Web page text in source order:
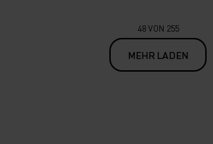
48 VON 255
MEHR LADEN